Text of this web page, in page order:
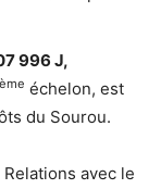
996 J,
ème échelon, est
du Sourou.
avec le